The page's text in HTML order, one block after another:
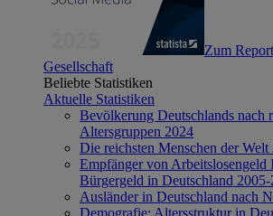
Zum Report
Gesellschaft
Beliebte Statistiken
Aktuelle Statistiken
Bevölkerung Deutschlands nach
Altersgruppen 2024
Die reichsten Menschen der Welt
Empfänger von Arbeitslosengeld
Bürgergeld in Deutschland
Ausländer in Deutschland nach
Demografie: Altersstruktur in